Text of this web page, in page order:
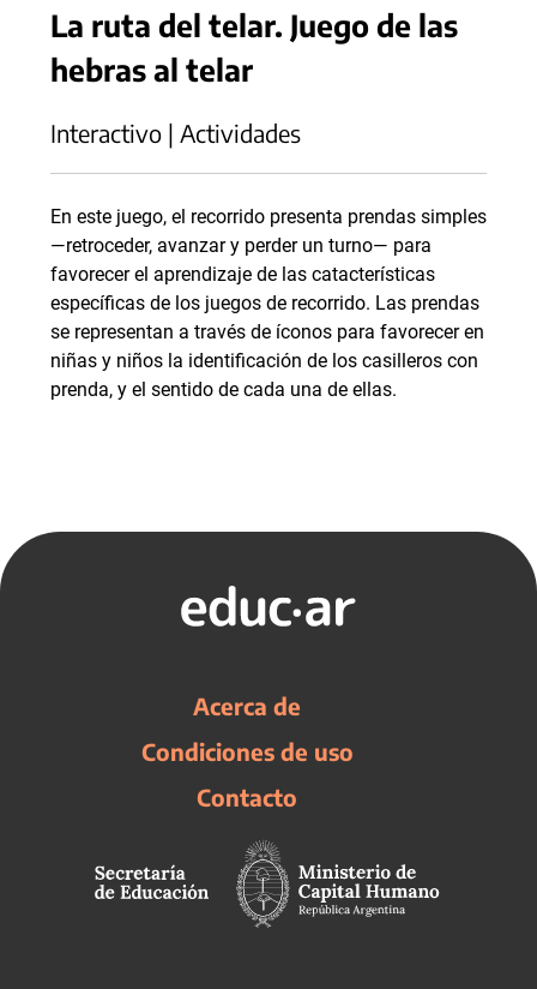
La ruta del telar. Juego de las
hebras al telar
Interactivo | Actividades
En este juego, el recorrido presenta prendas simples
—retroceder, avanzar y perder un turno— para
favorecer el aprendizaje de las catacterísticas
específicas de los juegos de recorrido. Las prendas
se representan a través de íconos para favorecer en
niñas y niños la identificación de los casilleros con
prenda, y el sentido de cada una de ellas.
Acerca de
Condiciones de uso
Contacto